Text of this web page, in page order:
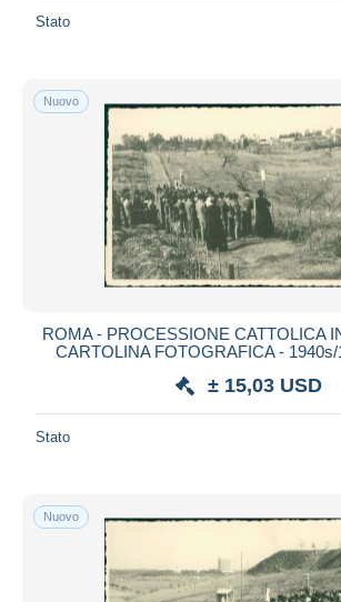
Stato
Nuovo
ROMA - PROCESSIONE CATTOLICA
CARTOLINA FOTOGRAFICA - 1940s/
± 15,03 USD
Stato
Nuovo